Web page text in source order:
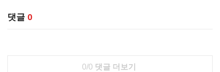
댓글 0
0/0 댓글 더보기